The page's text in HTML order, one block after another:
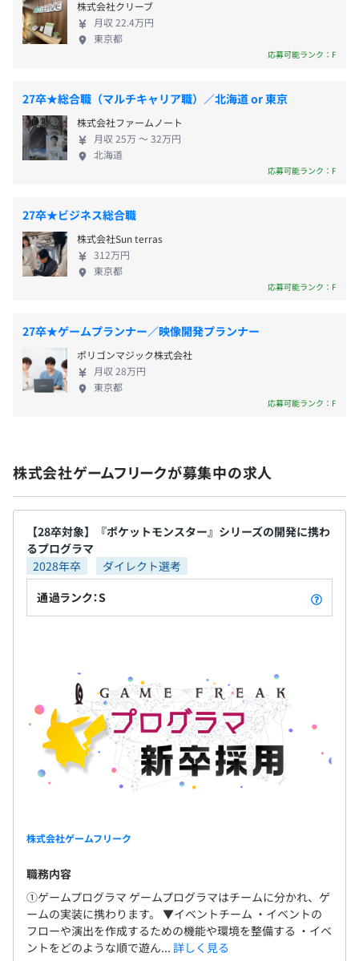
開発マシンは数年ごとに最新デスクトップ機種へ、プロジ
ェクト用途に合わせて変更します。デスクはモニタが2～3
プロジェクトごとに選択
■若手も活躍できる風土
ゲームフリークには、積極的に仕事を任せていく風土があ
ります。新卒だからといって目立たない場所の担当になる
わけではなく、実力があれば大きな企画を任されます。
になった社員もいます。最年少リーダーは25歳、最年少デ
ィレクターは27歳です。
います。明確な尺度を持つことで、上長のサポートを受け
ながら自らの能力を高めることに対し、モチベーションを
保ち続けることができます。
従業員数245名（正社員・契約社員のみ）
JR中央・総武線「御茶ノ水駅」聖橋口より徒歩9分
JR各線「神田駅」4番／北口より徒歩10分
■時差出勤制
原則10：00〜19：00の勤務（標準労働時間：8時間／
▼試用期間終了後
始業時間を8：00〜10：00の間で自由に決定できます。
休憩時間：13:00〜15:00の間で60分
【年間休日127日】※2025年度
・完全週休2日制（土・日）
・年末年始休暇
・フレックス夏季休暇（時期をずらして夏季休暇の取得が
可能な制度）
・慶弔休暇
・有給休暇取得促進制度 （ヘルシー休暇／アニバーサリ
ー休暇／プロジェクト完成リフレッシュ休暇）
・1時間単位の有給休暇
・通勤手当（全額支給）
・時間外勤務手当
・休日出勤手当
・入社時引っ越し手当
・在宅勤務手当
・在宅勤務設備手当
・マネジメント手当
賞与：年2回（7月、12月）
※業績により別途決算賞与あり
※賞与は会社業績・個人業績により変動します
に推奨される研修カリキュラムの他、ビジネススキル研修
もあります。
自己啓発支援の有無及びその内容
Conference）、GDC（Game Developers
Conference）、E3（Electronic Entertainment Expo）、
その他のカンファレンスや勉強会も、業務に役立ちそうな
ものであれば希望申請により業務の一貫として参加するこ
■教育支援制度
業務に関わる分野の外部スクールや講座等に参加し、上長
と定めた目標を達成すると、費用の80％が補助金として
支給されます。回数や期間の制限なく利用することができ
■勉強会やノウハウの共有
カンファレンスの参加報告や研究開発部の成果報告、新し
く導入したツールに関する情報等、さまざまな情報共有
が、勉強会形式または社内クラウドで随時おこなわれてい
キャリアコンサルティング制度の有無及びその内容
セルフ・キャリアドック制度
なし
前年度の月平均所定外労働時間の実績
に関係なく、誰もがオリジナルタイトルの企画を提
出できるボトムアップ型開発制度、「ギアプロジェ
クト」もあります。 ■年次、職種、関係なし。誰も
プランナーだけでなく、グラフィックデザイナーや
プログラマも関わります。新卒入社早々に『ポケモ
ン』の新作タイトルのコンセプトアートを任された
メンバーや、20代でディレクターを任されたメンバ
ーもいます。年次や職種の垣根がなくフラットで風通
化しつづける、開発環境。自社エンジンの開発も担
う、研究開発部がある。 ハードやソフトの進化に伴
い、技術の高度化や多様化が求められています。研究
開発部では専門性の高いエンジニアリング環境を整
備し、ライブラリの再構築、『ポケモン』開発のた
ームづくりのために、世界でいちばん適した開発環
境をめざしています。 一緒に世界に誇るタイトルを
つくりませんか？
株式会社クリーブ
月収 22.4万円
東京都
応募可能ランク：F
27卒★総合職（マルチキャリア職）／北海道 or 東京
株式会社ファームノート
月収 25万 〜 32万円
北海道
応募可能ランク：F
27卒★ビジネス総合職
株式会社Sun terras
312万円
東京都
応募可能ランク：F
27卒★ゲームプランナー／映像開発プランナー
ポリゴンマジック株式会社
月収 28万円
東京都
応募可能ランク：F
株式会社ゲームフリークが募集中の求人
【28卒対象】『ポケットモンスター』シリーズの開発に携わ
るプログラマ
2028年卒
ダイレクト選考
通過ランク：S
株式会社ゲームフリーク
職務内容
①ゲームプログラマ ゲームプログラマはチームに分かれ、ゲ
ームの実装に携わります。 ▼イベントチーム ・イベントの
フローや演出を作成するための機能や環境を整備する ・イベ
ントをどのような順で遊ん... 詳しく見る